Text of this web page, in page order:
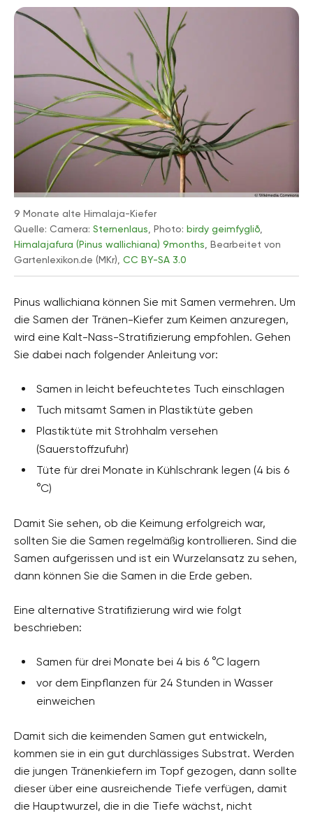
9 Monate alte Himalaja-Kiefer
Quelle: Camera: Sternenlaus, Photo: birdy geimfyglið,
Himalajafura (Pinus wallichiana) 9months, Bearbeitet von
Gartenlexikon.de (MKr), CC BY-SA 3.0
Pinus wallichiana können Sie mit Samen vermehren. Um
die Samen der Tränen-Kiefer zum Keimen anzuregen,
wird eine Kalt-Nass-Stratifizierung empfohlen. Gehen
Sie dabei nach folgender Anleitung vor:
Samen in leicht befeuchtetes Tuch einschlagen
Tuch mitsamt Samen in Plastiktüte geben
Plastiktüte mit Strohhalm versehen
(Sauerstoffzufuhr)
Tüte für drei Monate in Kühlschrank legen (4 bis 6
°C)
Damit Sie sehen, ob die Keimung erfolgreich war,
sollten Sie die Samen regelmäßig kontrollieren. Sind die
Samen aufgerissen und ist ein Wurzelansatz zu sehen,
dann können Sie die Samen in die Erde geben.
Eine alternative Stratifizierung wird wie folgt
beschrieben:
Samen für drei Monate bei 4 bis 6 °C lagern
vor dem Einpflanzen für 24 Stunden in Wasser
einweichen
Damit sich die keimenden Samen gut entwickeln,
kommen sie in ein gut durchlässiges Substrat. Werden
die jungen Tränenkiefern im Topf gezogen, dann sollte
dieser über eine ausreichende Tiefe verfügen, damit
die Hauptwurzel, die in die Tiefe wächst, nicht